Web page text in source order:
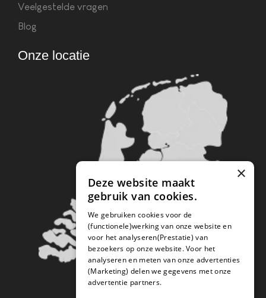
Veelgestelde vragen
Blog
Onze locatie
×
Deze website maakt
gebruik van cookies.
We gebruiken cookies voor de
(functionele)werking van onze website en
voor het analyseren(Prestatie) van
bezoekers op onze website. Voor het
analyseren en meten van onze advertenties
(Marketing) delen we gegevens met onze
advertentie partners.